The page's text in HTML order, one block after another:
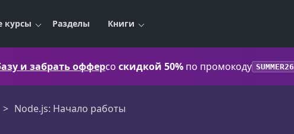
курсы Разделы Книги
и забрать офферсо скидкой 50% по промокоду SUMMER26
Node.js: Начало работы